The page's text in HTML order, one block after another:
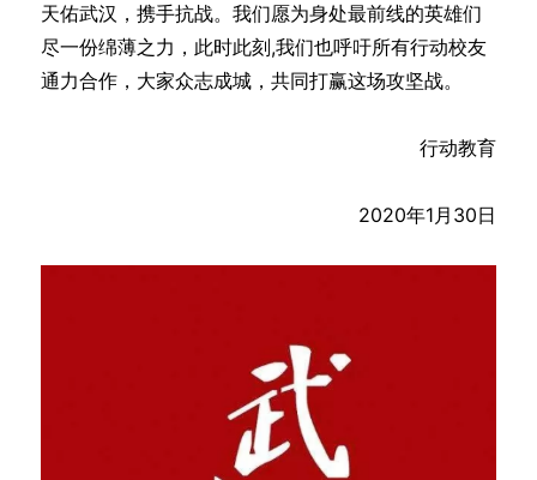
天佑武汉，携手抗战。我们愿为身处最前线的英雄们
尽一份绵薄之力，此时此刻,我们也呼吁所有行动校友
通力合作，大家众志成城，共同打赢这场攻坚战。
行动教育
2020年1月30日